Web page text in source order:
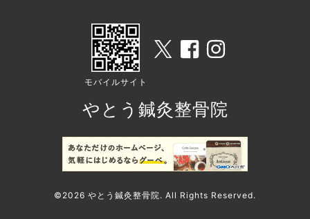
モバイルサイト
やとう鍼灸整骨院
©2026 やとう鍼灸整骨院. All Rights Reserved.